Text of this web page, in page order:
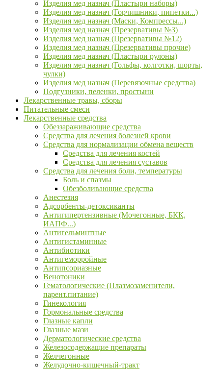
Изделия мед назнач (Пластыри наборы)
Изделия мед назнач (Горчишники, пипетки...)
Изделия мед назнач (Маски, Компрессы...)
Изделия мед назнач (Презервативы №3)
Изделия мед назнач (Презервативы №12)
Изделия мед назнач (Презервативы прочие)
Изделия мед назнач (Пластыри рулоны)
Изделия мед назнач (Гольфы, колготки, шорты,
чулки)
Изделия мед назнач (Перевязочные средства)
Подгузники, пеленки, простыни
Лекарственные травы, сборы
Питательные смеси
Лекарственные средства
Обеззараживающие средства
Средства для лечения болезней крови
Средства для нормализации обмена веществ
Средства для лечения костей
Средства для лечения суставов
Средства для лечения боли, температуры
Боль и спазмы
Обезболивающие средства
Анестезия
Адсорбенты-детоксиканты
Антигипертензивные (Мочегонные, БКК,
ИАПФ...)
Антигельминтные
Антигистаминные
Антибиотики
Антигеморройные
Антипсориазные
Венотоники
Гематологические (Плазмозаменители,
парент.питание)
Гинекология
Гормональные средства
Глазные капли
Глазные мази
Дерматологические средства
Железосодержащие препараты
Желчегонные
Желудочно-кишечный-тракт